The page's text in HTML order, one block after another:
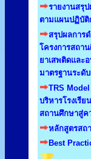
รายงานสรุ
ตามแผนปฏิบัติ
สรุปผลการ
โครงการสถา
ยาเสพติดและ
มาตรฐานระดั
TRS
บริหารโรงเรีย
สถานศึกษาสู่ค
หลักสูตรสถ
Best